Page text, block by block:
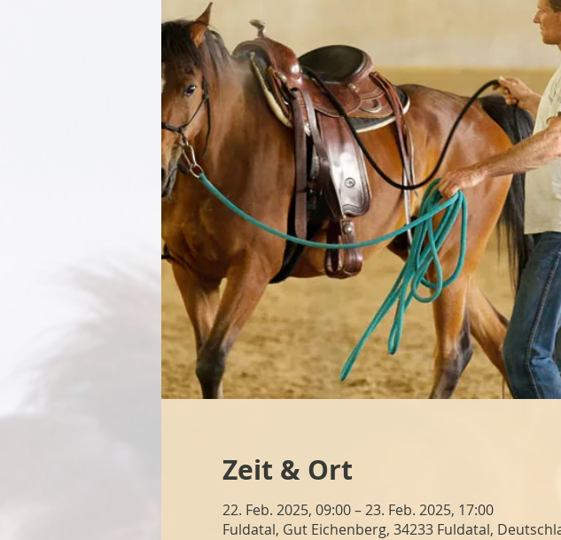
Zeit & Ort
22. Feb. 2025, 09:00 – 23. Feb. 2025, 17:00
Fuldatal, Gut Eichenberg, 34233 Fuldatal,